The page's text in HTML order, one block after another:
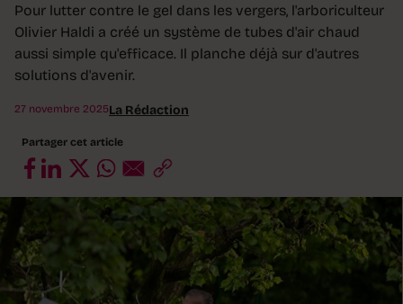
Pour lutter contre le gel dans les vergers, l'arboriculteur
Olivier Haldi a créé un système de tubes d'air chaud
aussi simple qu'efficace. Il planche déjà sur d'autres
solutions d'avenir.
27 novembre 2025La Rédaction
Partager cet article